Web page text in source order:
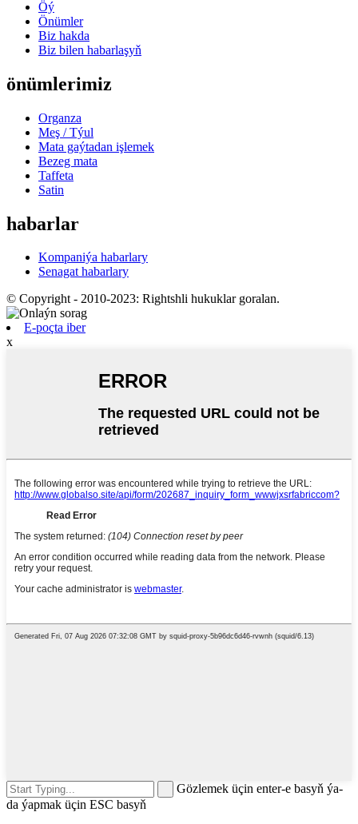
Öý
Önümler
Biz hakda
Biz bilen habarlaşyň
önümlerimiz
Organza
Meş / Týul
Mata gaýtadan işlemek
Bezeg mata
Taffeta
Satin
habarlar
Kompaniýa habarlary
Senagat habarlary
© Copyright - 2010-2023: Rightshli hukuklar goralan.
E-poçta iber
x
Gözlemek üçin enter-e basyň ýa-
da ýapmak üçin ESC basyň